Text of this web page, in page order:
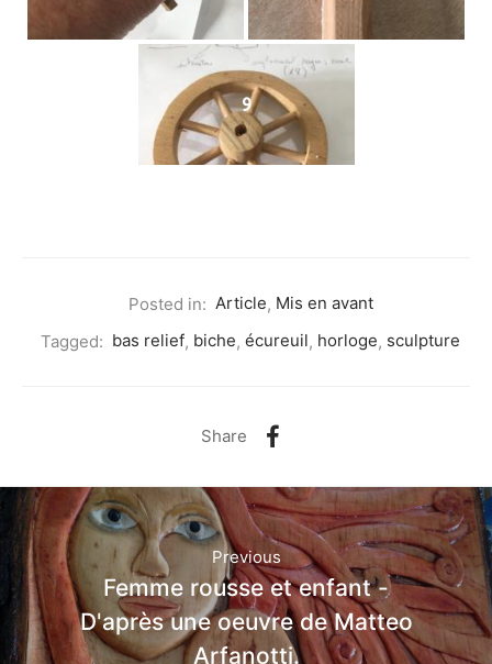
9
Posted in: Article, Mis en avant
Tagged: bas relief, biche, écureuil, horloge, sculpture
Share
Previous
Femme rousse et enfant -
D'après une oeuvre de Matteo
Arfanotti.